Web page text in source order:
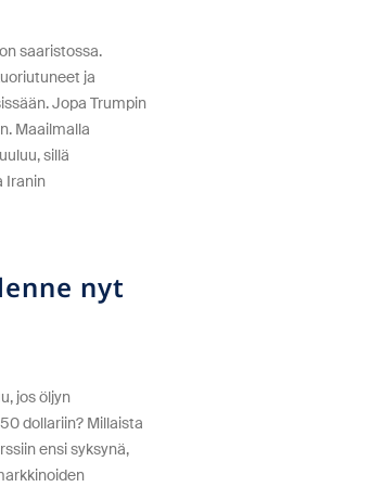
saaristossa.
ja
Jopa Trumpin
Maailmalla
sillä
Iranin
nyt
jos öljyn
dollariin? Millaista
ensi syksynä,